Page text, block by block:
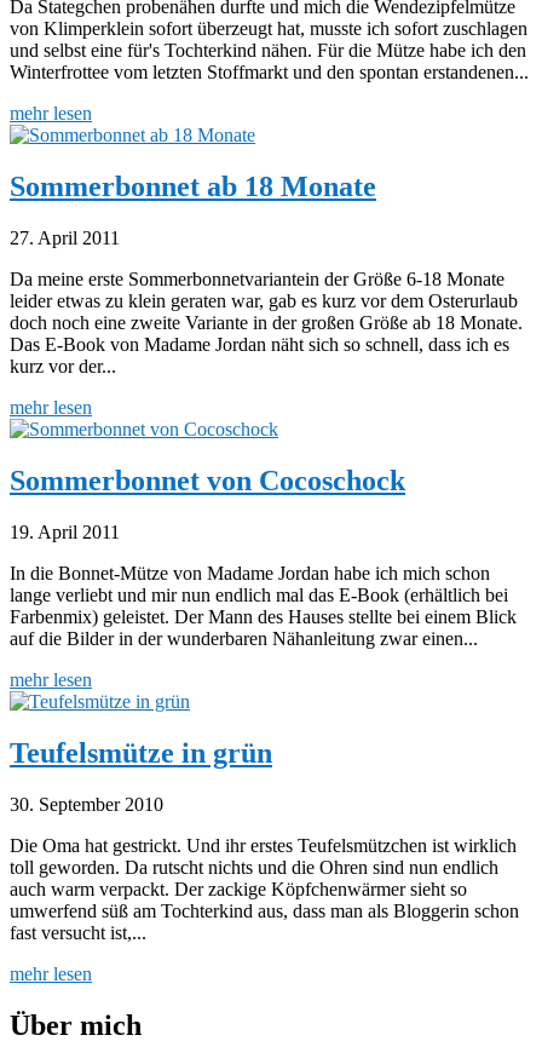
Da Stategchen probenähen durfte und mich die Wendezipfelmütze
von Klimperklein sofort überzeugt hat, musste ich sofort zuschlagen
und selbst eine für's Tochterkind nähen. Für die Mütze habe ich den
Winterfrottee vom letzten Stoffmarkt und den spontan erstandenen...
mehr lesen
Sommerbonnet ab 18 Monate
27. April 2011
Da meine erste Sommerbonnetvariantein der Größe 6-18 Monate
leider etwas zu klein geraten war, gab es kurz vor dem Osterurlaub
doch noch eine zweite Variante in der großen Größe ab 18 Monate.
Das E-Book von Madame Jordan näht sich so schnell, dass ich es
kurz vor der...
mehr lesen
Sommerbonnet von Cocoschock
19. April 2011
In die Bonnet-Mütze von Madame Jordan habe ich mich schon
lange verliebt und mir nun endlich mal das E-Book (erhältlich bei
Farbenmix) geleistet. Der Mann des Hauses stellte bei einem Blick
auf die Bilder in der wunderbaren Nähanleitung zwar einen...
mehr lesen
Teufelsmütze in grün
30. September 2010
Die Oma hat gestrickt. Und ihr erstes Teufelsmützchen ist wirklich
toll geworden. Da rutscht nichts und die Ohren sind nun endlich
auch warm verpackt. Der zackige Köpfchenwärmer sieht so
umwerfend süß am Tochterkind aus, dass man als Bloggerin schon
fast versucht ist,...
mehr lesen
Über mich